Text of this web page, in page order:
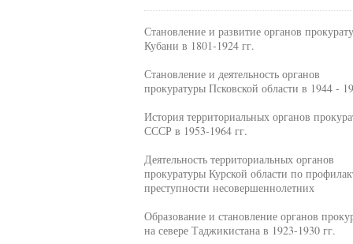
Становление и развитие органов
Кубани в 1801-1924 гг.
Становление и деятельность органов
прокуратуры Псковской области в 1944 -
История территориальных органов
СССР в 1953-1964 гг.
Деятельность территориальных органов
прокуратуры Курской области по
преступности несовершеннолетних
Образование и становление органов
на севере Таджикистана в 1923-1930 гг.